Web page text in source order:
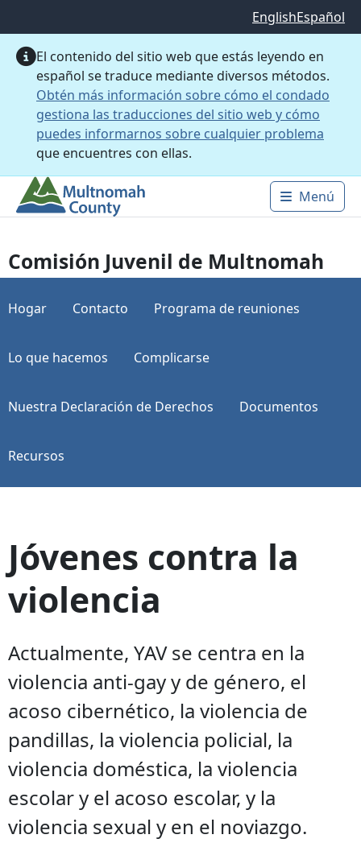
EnglishEspañol
El contenido del sitio web que estás leyendo en
español se traduce mediante diversos métodos.
Obtén más información sobre cómo el condado
gestiona las traducciones del sitio web y cómo
puedes informarnos sobre cualquier problema
que encuentres con ellas.
Main
Menú
Comisión Juvenil de Multnomah
Hogar Contacto Programa de reuniones
Lo que hacemos Complicarse
Nuestra Declaración de Derechos Documentos
Recursos
Jóvenes contra la
violencia
Actualmente, YAV se centra en la
violencia anti-gay y de género, el
acoso cibernético, la violencia de
pandillas, la violencia policial, la
violencia doméstica, la violencia
escolar y el acoso escolar, y la
violencia sexual y en el noviazgo.